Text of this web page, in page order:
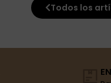
Todos los